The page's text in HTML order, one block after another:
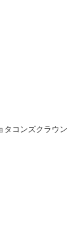
タコンズクラウン